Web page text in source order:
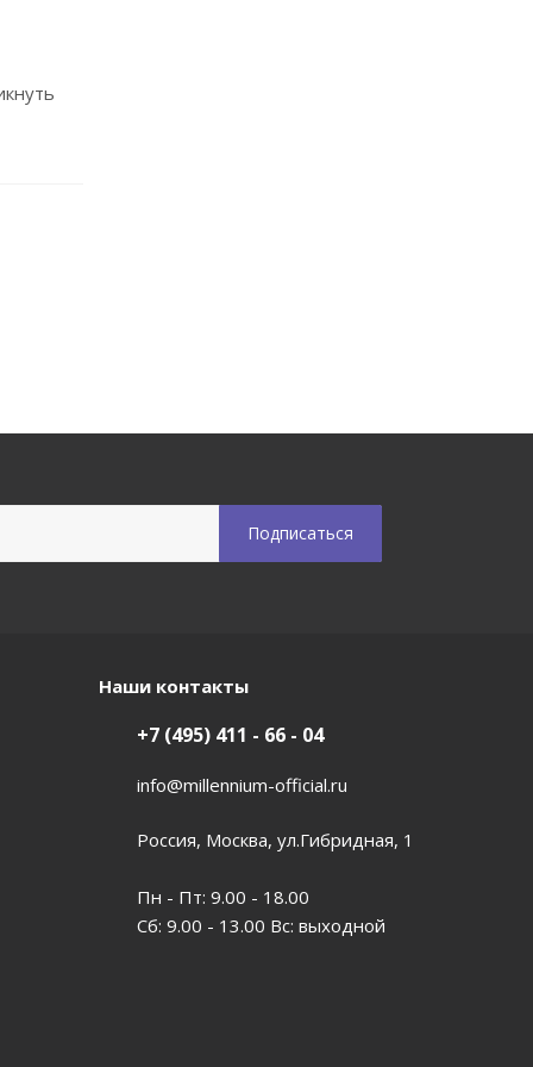
Наши контакты
+7 (495) 411 - 66 - 04
info@millennium-official.ru
Россия, Москва, ул.Гибридная, 1
Пн - Пт: 9.00 - 18.00
Сб: 9.00 - 13.00 Вс: выходной